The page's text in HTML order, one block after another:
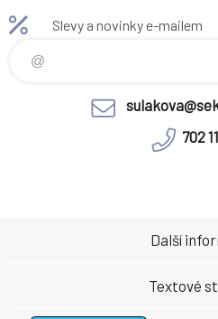
Slevy a novinky e-mailem
702
Další
Textové